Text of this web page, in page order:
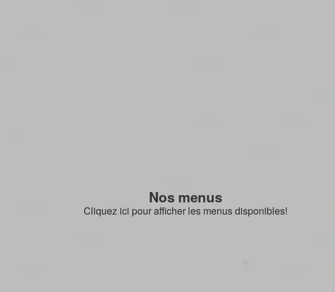
Nos menus
Cliquez ici pour afficher les menus disponibles!